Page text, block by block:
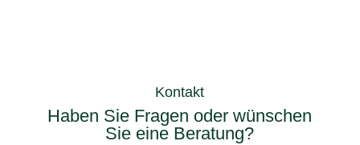
Kontakt
Haben Sie Fragen oder wünschen
Sie eine Beratung?